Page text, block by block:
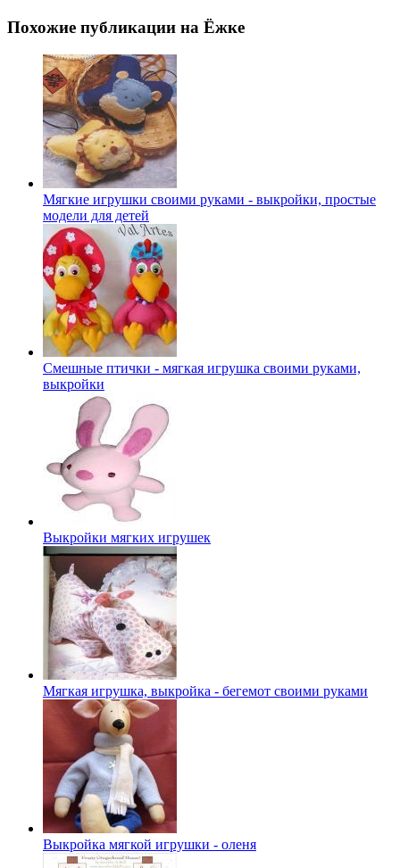
Похожие публикации на Ёжке
Мягкие игрушки своими руками - выкройки, простые
модели для детей
Смешные птички - мягкая игрушка своими руками,
выкройки
Выкройки мягких игрушек
Мягкая игрушка, выкройка - бегемот своими руками
Выкройка мягкой игрушки - оленя